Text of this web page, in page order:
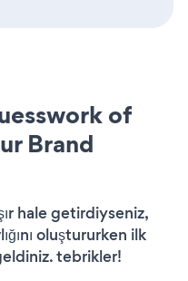
of
Brand
hale getirdiyseniz,
oluştururken ilk
tebrikler!